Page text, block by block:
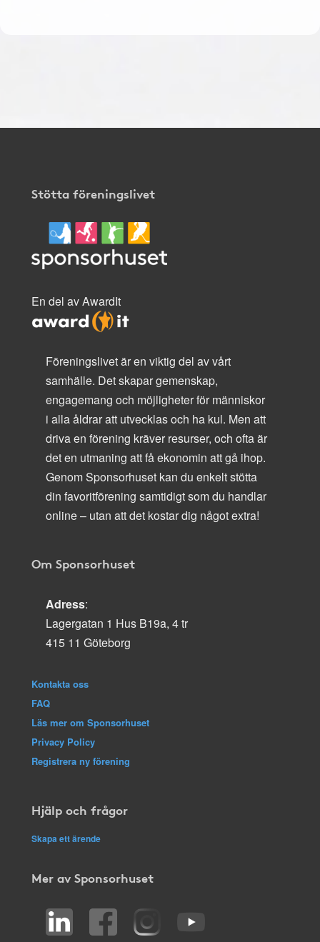
Stötta föreningslivet
En del av AwardIt
Föreningslivet är en viktig del av vårt
samhälle. Det skapar gemenskap,
engagemang och möjligheter för människor
i alla åldrar att utvecklas och ha kul. Men att
driva en förening kräver resurser, och ofta är
det en utmaning att få ekonomin att gå ihop.
Genom Sponsorhuset kan du enkelt stötta
din favoritförening samtidigt som du handlar
online – utan att det kostar dig något extra!
Om Sponsorhuset
Adress:
Lagergatan 1 Hus B19a, 4 tr
415 11 Göteborg
Kontakta oss
FAQ
Läs mer om Sponsorhuset
Privacy Policy
Registrera ny förening
Hjälp och frågor
Skapa ett ärende
Mer av Sponsorhuset